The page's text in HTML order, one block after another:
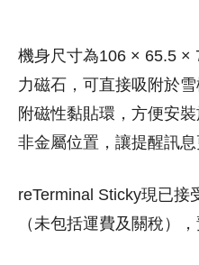
機身尺寸為106 × 65.5 ×
力磁石，可直接吸附於
附磁性黏貼環，方便安
非金屬位置，讓提醒訊息
reTerminal Sticky現已接
（未包括運費及關稅）